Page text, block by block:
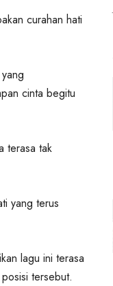
curahan hati
cinta begitu
terasa tak
yang terus
lagu ini terasa
tersebut.